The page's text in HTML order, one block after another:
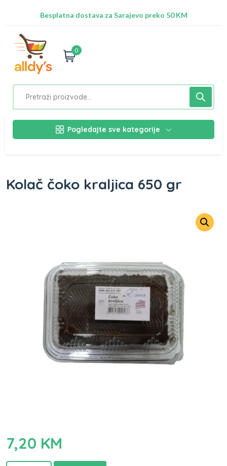
Besplatna dostava za Sarajevo preko 50 KM
0
Pogledajte sve kategorije
Kolač čoko kraljica 650 gr
7,20 KM